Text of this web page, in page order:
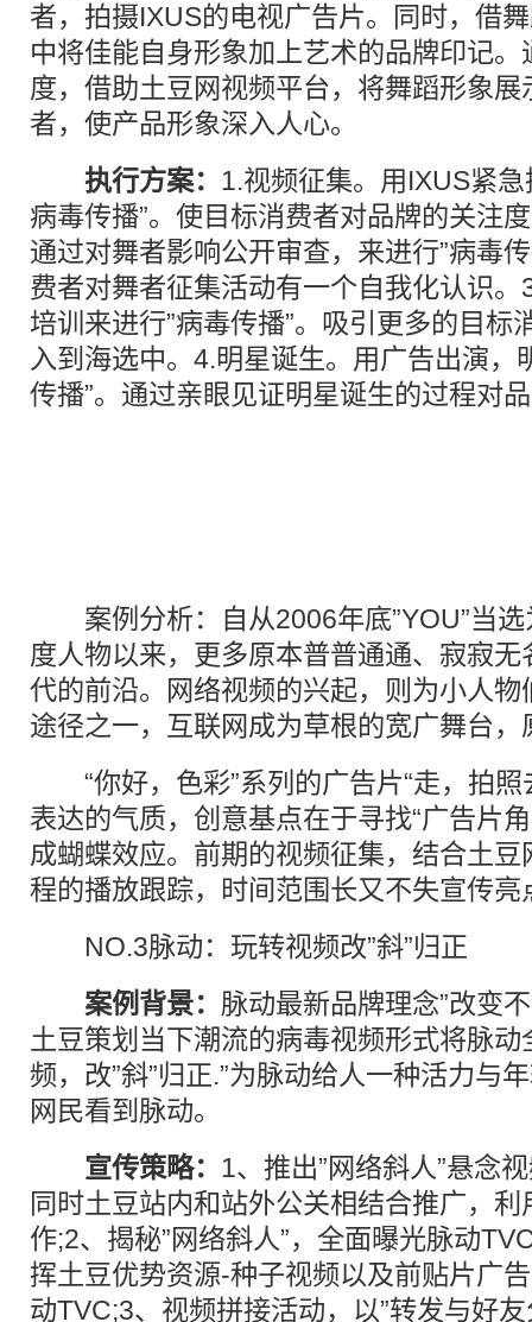
者，拍摄IXUS的电视广告片。同时，借
中将佳能自身形象加上艺术的品牌印记
度，借助土豆网视频平台，将舞蹈形象
者，使产品形象深入人心。
执行方案： 1.视频征集。用IXUS紧
病毒传播”。使目标消费者对品牌的关注
通过对舞者影响公开审查，来进行”病毒
费者对舞者征集活动有一个自我化认识
培训来进行”病毒传播”。吸引更多的目标
入到海选中。4.明星诞生。用广告出演，
传播”。通过亲眼见证明星诞生的过程对
案例分析：自从2006年底”YOU”当选
度人物以来，更多原本普普通通、寂寂无
代的前沿。网络视频的兴起，则为小人
途径之一，互联网成为草根的宽广舞台
“你好，色彩”系列的广告片“走，拍照
表达的气质，创意基点在于寻找“广告片
成蝴蝶效应。前期的视频征集，结合土
程的播放跟踪，时间范围长又不失宣传亮
NO.3脉动：玩转视频改”斜”归正
案例背景： 脉动最新品牌理念”改变
土豆策划当下潮流的病毒视频形式将脉动
频，改”斜”归正.”为脉动给人一种活力与
网民看到脉动。
宣传策略： 1、推出”网络斜人”悬念
同时土豆站内和站外公关相结合推广，
作;2、揭秘”网络斜人”，全面曝光脉动
挥土豆优势资源-种子视频以及前贴片广
动TVC;3、视频拼接活动，以”转发与好